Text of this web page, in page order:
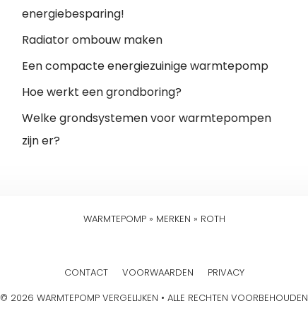
energiebesparing!
Radiator ombouw maken
Een compacte energiezuinige warmtepomp
Hoe werkt een grondboring?
Welke grondsystemen voor warmtepompen
zijn er?
WARMTEPOMP» MERKEN » ROTH
CONTACT VOORWAARDEN
PRIVACY
© 2026 WARMTEPOMP VERGELIJKEN • ALLE RECHTEN VOORBEHOUDEN